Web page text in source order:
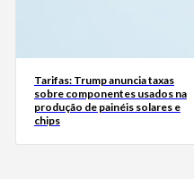
Tarifas: Trump anuncia taxas
sobre componentes usados na
produção de painéis solares e
chips